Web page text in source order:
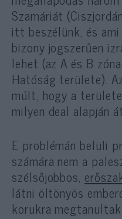
Szamáriát
itt beszélünk, és
bizony jogszerűen
lehet (az A és B
Hatóság területe).
múlt, hogy a
milyen deal alapján
E problémán belüli
számára nem a
szélsőjobbos,
látni öltönyös
korukra